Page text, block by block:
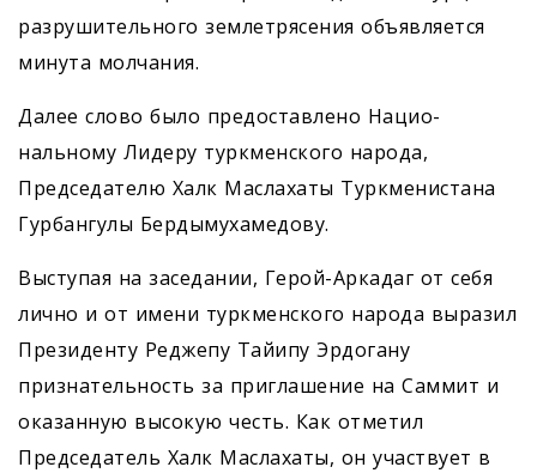
разрушительного землетрясения объявляется
минута молчания.
Далее слово было предоставлено Нацио­
нальному Лидеру туркменского народа,
Председателю Халк Маслахаты Туркменистана
Гурбангулы Бердымухамедову.
Выступая на заседании, Герой-Аркадаг от себя
лично и от имени туркменского народа выразил
Президенту Реджепу Тайипу Эрдогану
признательность за приглашение на Саммит и
оказанную высокую честь. Как отметил
Председатель Халк Маслахаты, он участвует в